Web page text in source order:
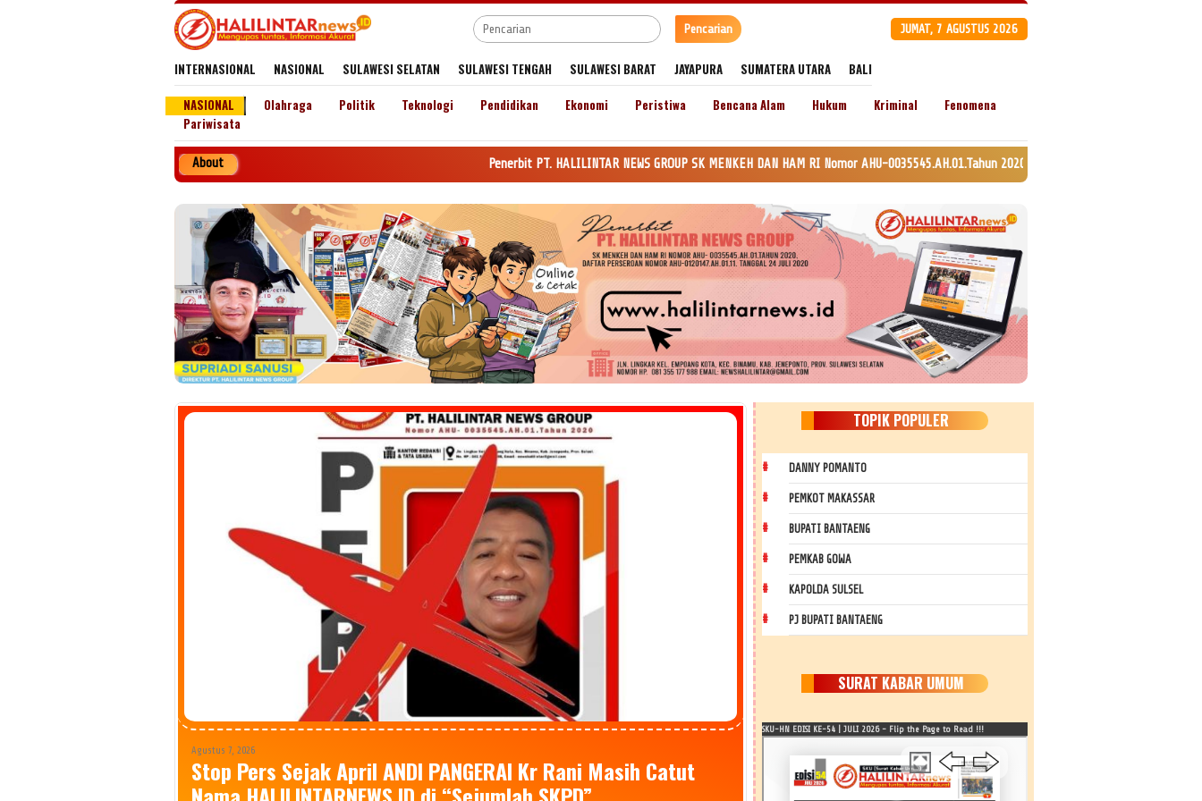
Pencarian JUMAT, 7 AGUSTUS 2026
INTERNASIONAL NASIONAL SULAWESI SELATAN SULAWESI TENGAH SULAWESI BARAT JAYAPURA SUMATERA UTARA
BALI
NASIONAL
Olahraga Politik Teknologi Pendidikan Ekonomi Peristiwa Bencana Alam Hukum Kriminal
Fenomena
Pariwisata
About Penerbit PT. HALILINTAR NEWS GROUP SK MENKEH DAN HAM RI Nomor AHU-0035545.AH.01.Tahun 2020. Daftar Perseroan Nomor AHU-
Agustus 7, 2026
Stop Pers Sejak April ANDI PANGERAI Kr Rani Masih Catut
TOPIK POPULER
DANNY POMANTO
PEMKOT MAKASSAR
BUPATI BANTAENG
PEMKAB GOWA
KAPOLDA SULSEL
PJ BUPATI BANTAENG
SURAT KABAR UMUM
SKU-HN EDISI KE-54 | JULI 2026 - Flip the Page to Read !!!